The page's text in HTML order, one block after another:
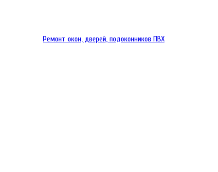
Ремонт окон, дверей, подоконников ПВХ